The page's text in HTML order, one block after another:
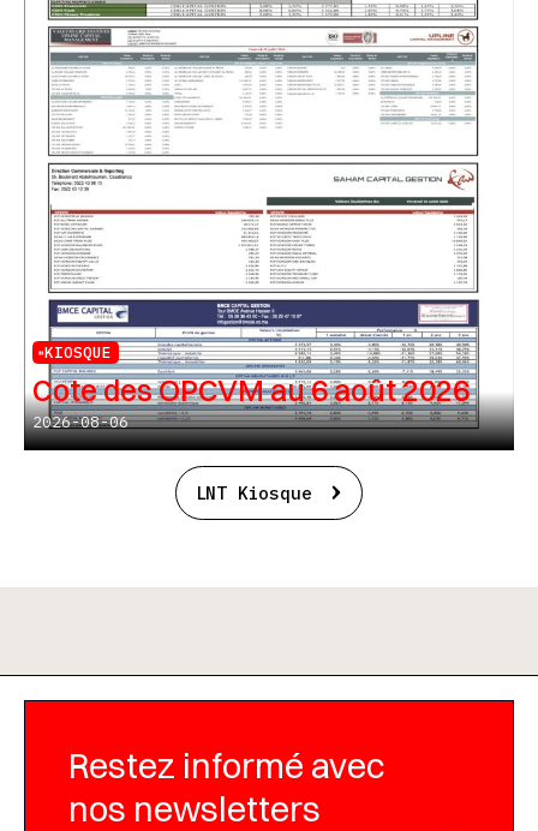
KIOSQUE
Cote des OPCVM au 6 août 2026
2026-08-06
LNT Kiosque
Restez informé avec
nos newsletters